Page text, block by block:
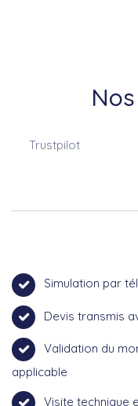
Trustpilot
Simulation par
Devis transmis
Validation du
applicable
Visite technique